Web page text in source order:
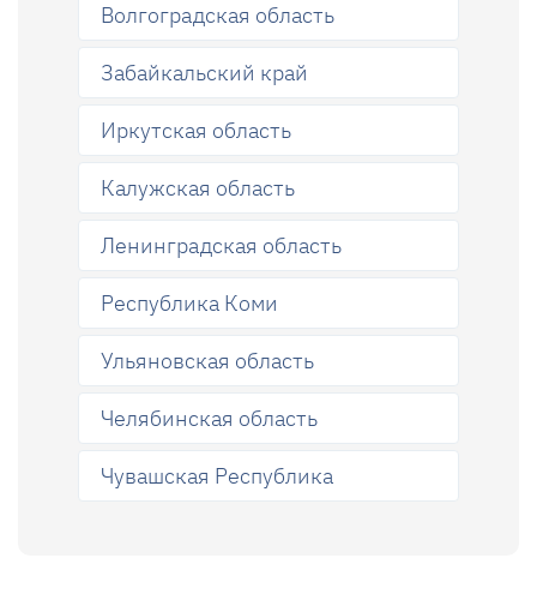
Волгоградская область
Забайкальский край
Иркутская область
Калужская область
Ленинградская область
Республика Коми
Ульяновская область
Челябинская область
Чувашская Республика